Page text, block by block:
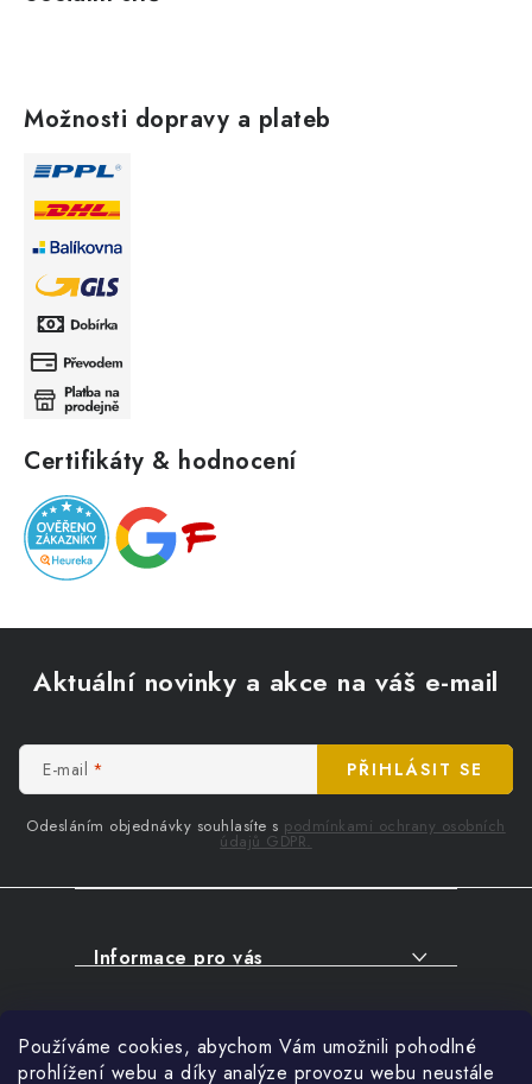
Používáme cookies, abychom Vám umožnili pohodlné
prohlížení webu a díky analýze provozu webu neustále
Možnosti dopravy a plateb
Certifikáty & hodnocení
Aktuální novinky a akce na váš e-mail
E-mail
Odesláním objednávky souhlasíte s podmínkami ochrany osobních
údajů GDPR.
PŘIHLÁSIT SE
Informace pro vás
SERVIS
Facebook